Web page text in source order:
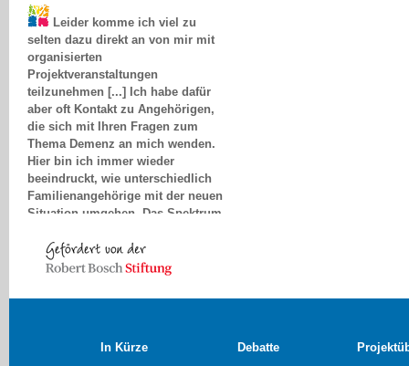
selten dazu direkt an von mir mit
organisierten
Projektveranstaltungen
teilzunehmen [...] Ich habe dafür
aber oft Kontakt zu Angehörigen,
die sich mit Ihren Fragen zum
Thema Demenz an mich wenden.
Hier bin ich immer wieder
beeindruckt, wie unterschiedlich
Familienangehörige mit der neuen
Situation umgehen. Das Spektrum
bis zur völligen Ablehnung des an
Demenz Erkrankten.
In Kürze
Debatte